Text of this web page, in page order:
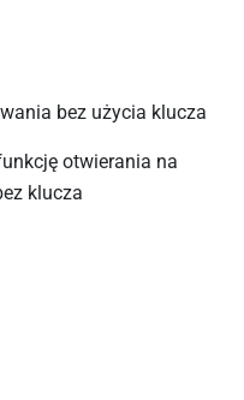
bez użycia klucza
otwierania na
klucza